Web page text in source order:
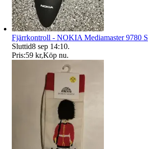
Fjärrkontroll - NOKIA Mediamaster 9780 S
Sluttid8 sep 14:10.
Pris:59 kr,Köp nu.